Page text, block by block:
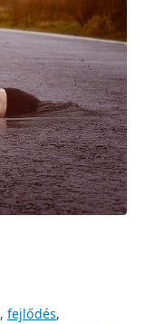
, fejlődés,